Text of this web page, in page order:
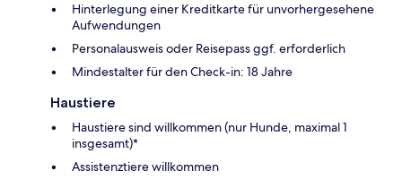
Hinterlegung einer Kreditkarte für unvorhergesehene
Aufwendungen
Personalausweis oder Reisepass ggf. erforderlich
Mindestalter für den Check-in: 18 Jahre
Haustiere
Haustiere sind willkommen (nur Hunde, maximal 1
insgesamt)*
Assistenztiere willkommen